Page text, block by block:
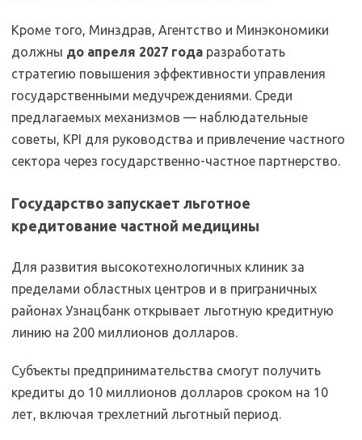
Кроме того, Минздрав, Агентство и Минэкономики
должны до апреля 2027 года разработать
стратегию повышения эффективности управления
государственными медучреждениями. Среди
предлагаемых механизмов — наблюдательные
советы, KPI для руководства и привлечение частного
сектора через государственно-частное партнерство.
Государство запускает льготное
кредитование частной медицины
Для развития высокотехнологичных клиник за
пределами областных центров и в приграничных
районах Узнацбанк открывает льготную кредитную
линию на 200 миллионов долларов.
Субъекты предпринимательства смогут получить
кредиты до 10 миллионов долларов сроком на 10
лет, включая трехлетний льготный период.